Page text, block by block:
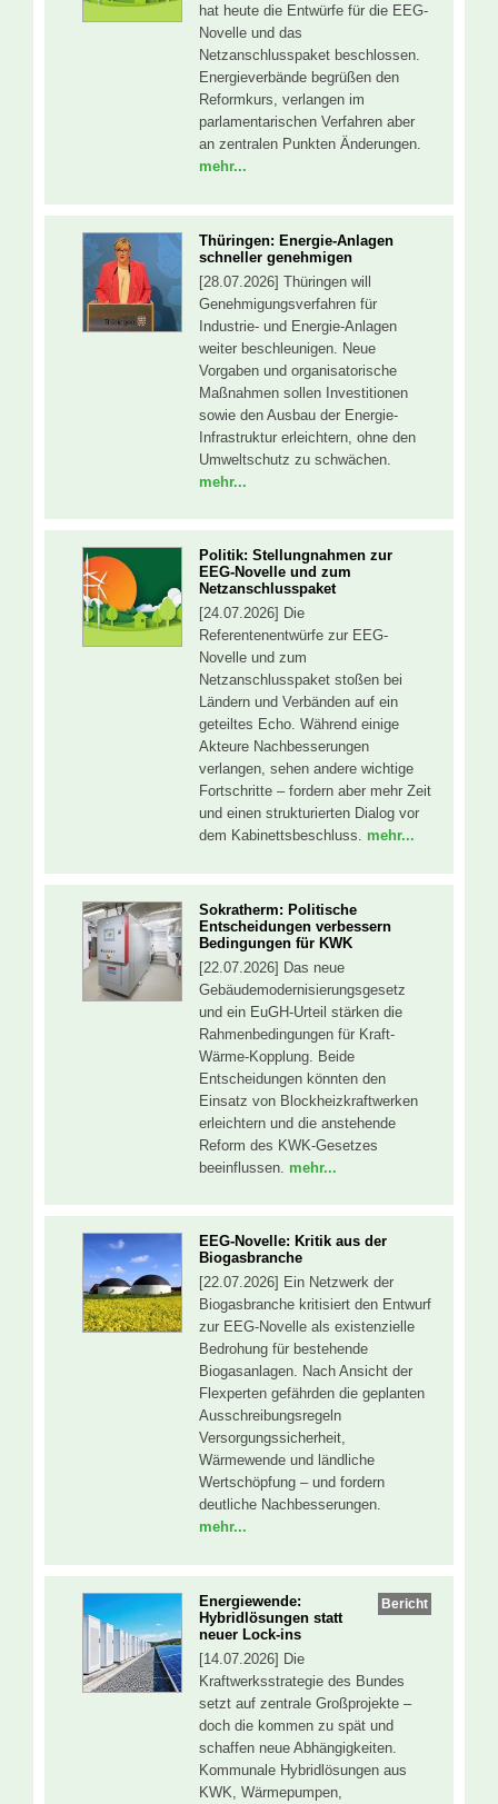
hat heute die Entwürfe für die EEG-
Novelle und das
Netzanschlusspaket beschlossen.
Energieverbände begrüßen den
Reformkurs, verlangen im
parlamentarischen Verfahren aber
an zentralen Punkten Änderungen.
mehr...
Thüringen: Energie-Anlagen
schneller genehmigen
[28.07.2026] Thüringen will
Genehmigungsverfahren für
Industrie- und Energie-Anlagen
weiter beschleunigen. Neue
Vorgaben und organisatorische
Maßnahmen sollen Investitionen
sowie den Ausbau der Energie-
Infrastruktur erleichtern, ohne den
Umweltschutz zu schwächen.
mehr...
Politik: Stellungnahmen zur
EEG-Novelle und zum
Netzanschlusspaket
[24.07.2026] Die
Referentenentwürfe zur EEG-
Novelle und zum
Netzanschlusspaket stoßen bei
Ländern und Verbänden auf ein
geteiltes Echo. Während einige
Akteure Nachbesserungen
verlangen, sehen andere wichtige
Fortschritte – fordern aber mehr Zeit
und einen strukturierten Dialog vor
dem Kabinettsbeschluss. mehr...
Sokratherm: Politische
Entscheidungen verbessern
Bedingungen für KWK
[22.07.2026] Das neue
Gebäudemodernisierungsgesetz
und ein EuGH-Urteil stärken die
Rahmenbedingungen für Kraft-
Wärme-Kopplung. Beide
Entscheidungen könnten den
Einsatz von Blockheizkraftwerken
erleichtern und die anstehende
Reform des KWK-Gesetzes
beeinflussen. mehr...
EEG-Novelle: Kritik aus der
Biogasbranche
[22.07.2026] Ein Netzwerk der
Biogasbranche kritisiert den Entwurf
zur EEG-Novelle als existenzielle
Bedrohung für bestehende
Biogasanlagen. Nach Ansicht der
Flexperten gefährden die geplanten
Ausschreibungsregeln
Versorgungssicherheit,
Wärmewende und ländliche
Wertschöpfung – und fordern
deutliche Nachbesserungen.
mehr...
Bericht
Energiewende:
Hybridlösungen statt
neuer Lock-ins
[14.07.2026] Die
Kraftwerksstrategie des Bundes
setzt auf zentrale Großprojekte –
doch die kommen zu spät und
schaffen neue Abhängigkeiten.
Kommunale Hybridlösungen aus
KWK, Wärmepumpen,